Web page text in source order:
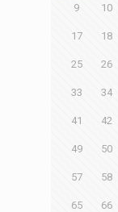
9 10
17 18
25 26
33 34
41 42
49 50
57 58
65 66